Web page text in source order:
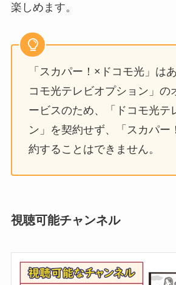
楽しめます。
「スカパー！×ドコモ光」は
コモ光テレビオプション」の
ービスのため、「ドコモ光テ
ン」を契約せず、「スカパー
約することはできません。
視聴可能チャンネル